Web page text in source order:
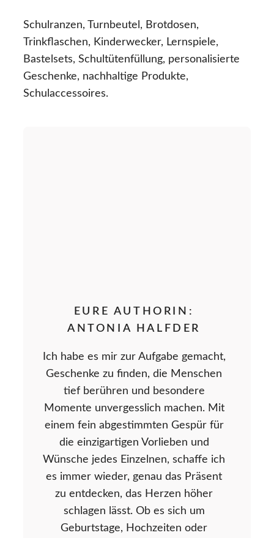
Schulranzen, Turnbeutel, Brotdosen,
Trinkflaschen, Kinderwecker, Lernspiele,
Bastelsets, Schultütenfüllung, personalisierte
Geschenke, nachhaltige Produkte,
Schulaccessoires.
EURE AUTHORIN:
ANTONIA HALFDER
Ich habe es mir zur Aufgabe gemacht,
Geschenke zu finden, die Menschen
tief berühren und besondere
Momente unvergesslich machen. Mit
einem fein abgestimmten Gespür für
die einzigartigen Vorlieben und
Wünsche jedes Einzelnen, schaffe ich
es immer wieder, genau das Präsent
zu entdecken, das Herzen höher
schlagen lässt. Ob es sich um
Geburtstage, Hochzeiten oder